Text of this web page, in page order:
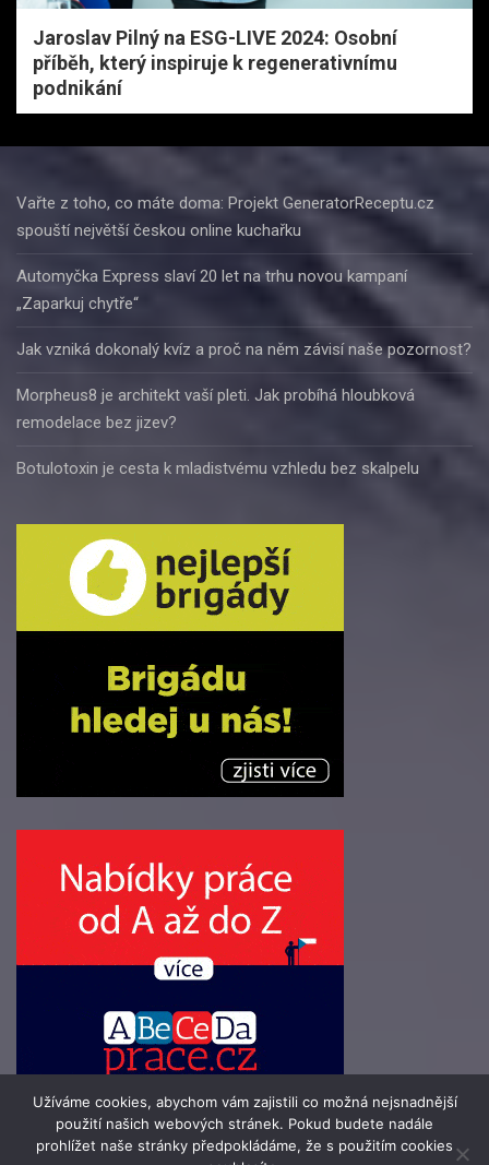
Jaroslav Pilný na ESG-LIVE 2024: Osobní
příběh, který inspiruje k regenerativnímu
podnikání
Vařte z toho, co máte doma: Projekt GeneratorReceptu.cz
spouští největší českou online kuchařku
Automyčka Express slaví 20 let na trhu novou kampaní
„Zaparkuj chytře“
Jak vzniká dokonalý kvíz a proč na něm závisí naše pozornost?
Morpheus8 je architekt vaší pleti. Jak probíhá hloubková
remodelace bez jizev?
Botulotoxin je cesta k mladistvému vzhledu bez skalpelu
Užíváme cookies, abychom vám zajistili co možná nejsnadnější
použití našich webových stránek. Pokud budete nadále
prohlížet naše stránky předpokládáme, že s použitím cookies